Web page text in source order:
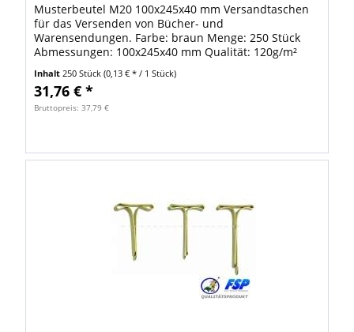
Musterbeutel M20 100x245x40 mm Versandtaschen
für das Versenden von Bücher- und
Warensendungen. Farbe: braun Menge: 250 Stück
Abmessungen: 100x245x40 mm Qualität: 120g/m²
Inhalt 250 Stück(0,13 € * / 1 Stück)
31,76 € *
Bruttopreis: 37,79 €